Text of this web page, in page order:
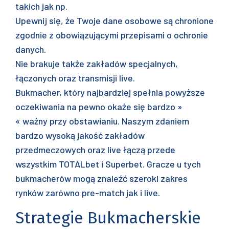
takich jak np.
Upewnij się, że Twoje dane osobowe są chronione
zgodnie z obowiązującymi przepisami o ochronie
danych.
Nie brakuje także zakładów specjalnych,
łączonych oraz transmisji live.
Bukmacher, który najbardziej spełnia powyższe
oczekiwania na pewno okaże się bardzo »
« ważny przy obstawianiu. Naszym zdaniem
bardzo wysoką jakość zakładów
przedmeczowych oraz live łączą przede
wszystkim TOTALbet i Superbet. Gracze u tych
bukmacherów mogą znaleźć szeroki zakres
rynków zarówno pre-match jak i live.
Strategie Bukmacherskie